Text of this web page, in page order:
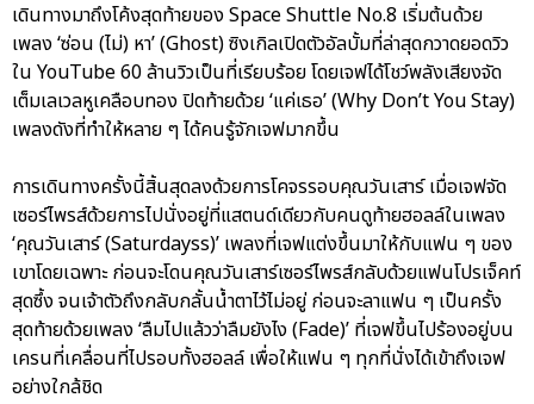
เดินทางมาถึงโค้งสุดท้ายของ Space Shuttle No.8 เริ่มต้นด้วย
เพลง ‘ซ่อน (ไม่) หา’ (Ghost) ซิงเกิลเปิดตัวอัลบั้มที่ล่าสุดกวาดยอดวิว
ใน YouTube 60 ล้านวิวเป็นที่เรียบร้อย โดยเจฟได้โชว์พลังเสียงจัด
เต็มเลเวลหูเคลือบทอง ปิดท้ายด้วย ‘แค่เธอ’ (Why Don’t You Stay)
เพลงดังที่ทำให้หลาย ๆ ได้คนรู้จักเจฟมากขึ้น
การเดินทางครั้งนี้สิ้นสุดลงด้วยการโคจรรอบคุณวันเสาร์ เมื่อเจฟจัด
เซอร์ไพรส์ด้วยการไปนั่งอยู่ที่แสตนด์เดียวกับคนดูท้ายฮอลล์ในเพลง
‘คุณวันเสาร์ (Saturdayss)’ เพลงที่เจฟแต่งขึ้นมาให้กับแฟน ๆ ของ
เขาโดยเฉพาะ ก่อนจะโดนคุณวันเสาร์เซอร์ไพรส์กลับด้วยแฟนโปรเจ็คท์
สุดซึ้ง จนเจ้าตัวถึงกลับกลั้นน้ำตาไว้ไม่อยู่ ก่อนจะลาแฟน ๆ เป็นครั้ง
สุดท้ายด้วยเพลง ‘ลืมไปแล้วว่าลืมยังไง (Fade)’ ที่เจฟขึ้นไปร้องอยู่บน
เครนที่เคลื่อนที่ไปรอบทั้งฮอลล์ เพื่อให้แฟน ๆ ทุกที่นั่งได้เข้าถึงเจฟ
อย่างใกล้ชิด